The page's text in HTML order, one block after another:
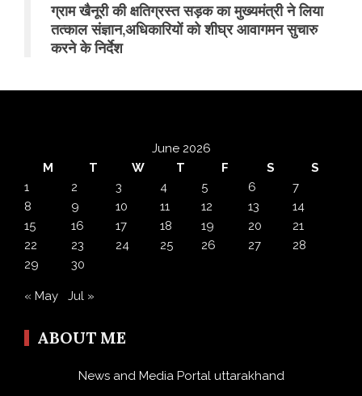
ग्राम खैनूरी की क्षतिग्रस्त सड़क का मुख्यमंत्री ने लिया
तत्काल संज्ञान,अधिकारियों को शीघ्र आवागमन सुचारु
करने के निर्देश
June 2026
M
T W T F S
S
1
2 3 4 5 6
7
8
9 10 11 12 13
14
15
16 17 18 19 20
21
22
23 24 25 26 27
28
29
30
« May Jul »
ABOUT ME
News and Media Portal uttarakhand